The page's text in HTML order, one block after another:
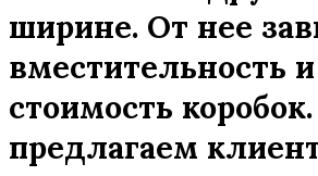
ширине. От нее
вместительность и
стоимость
предлагаем